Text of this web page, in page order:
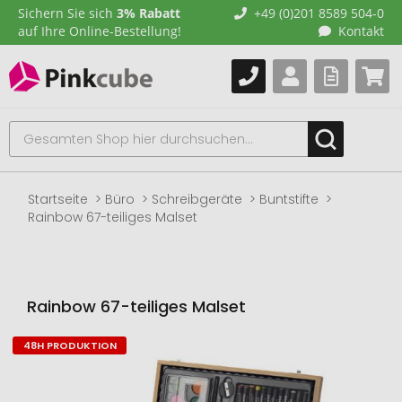
Sichern Sie sich 3% Rabatt
auf Ihre Online-Bestellung!
+49 (0)201 8589 504-0
Kontakt
Startseite Büro Schreibgeräte
Buntstifte
Rainbow 67-teiliges Malset
Rainbow 67-teiliges Malset
Zum
48H PRODUKTION